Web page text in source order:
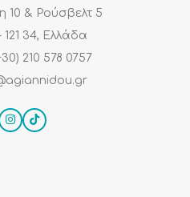
10 & Ρούσβελτ 5
121 34, Ελλάδα
210 578 0757